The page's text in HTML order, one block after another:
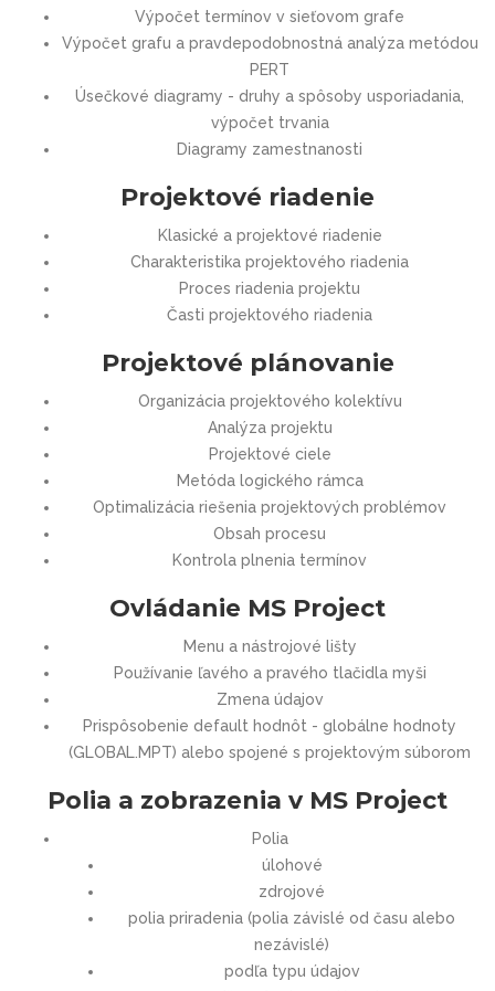
Výpočet termínov v sieťovom grafe
Výpočet grafu a pravdepodobnostná analýza metódou
PERT
Úsečkové diagramy - druhy a spôsoby usporiadania,
výpočet trvania
Diagramy zamestnanosti
Projektové riadenie
Klasické a projektové riadenie
Charakteristika projektového riadenia
Proces riadenia projektu
Časti projektového riadenia
Projektové plánovanie
Organizácia projektového kolektívu
Analýza projektu
Projektové ciele
Metóda logického rámca
Optimalizácia riešenia projektových problémov
Obsah procesu
Kontrola plnenia termínov
Ovládanie MS Project
Menu a nástrojové lišty
Používanie ľavého a pravého tlačidla myši
Zmena údajov
Prispôsobenie default hodnôt - globálne hodnoty
(GLOBAL.MPT) alebo spojené s projektovým súborom
Polia a zobrazenia v MS Project
Polia
úlohové
zdrojové
polia priradenia (polia závislé od času alebo
nezávislé)
podľa typu údajov